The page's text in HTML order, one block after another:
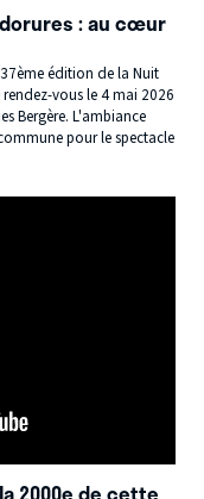
dorures : au cœur
édition de la Nuit
vous le 4 mai 2026
Bergère. L'ambiance
pour le spectacle